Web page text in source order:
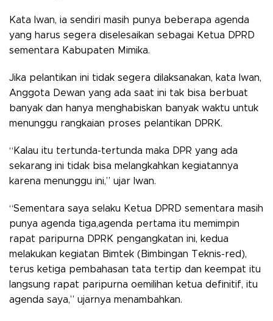
Kata Iwan, ia sendiri masih punya beberapa agenda
yang harus segera diselesaikan sebagai Ketua DPRD
sementara Kabupaten Mimika.
Jika pelantikan ini tidak segera dilaksanakan, kata Iwan,
Anggota Dewan yang ada saat ini tak bisa berbuat
banyak dan hanya menghabiskan banyak waktu untuk
menunggu rangkaian proses pelantikan DPRK.
“Kalau itu tertunda-tertunda maka DPR yang ada
sekarang ini tidak bisa melangkahkan kegiatannya
karena menunggu ini,” ujar Iwan.
“Sementara saya selaku Ketua DPRD sementara masih
punya agenda tiga,agenda pertama itu memimpin
rapat paripurna DPRK pengangkatan ini, kedua
melakukan kegiatan Bimtek (Bimbingan Teknis-red),
terus ketiga pembahasan tata tertip dan keempat itu
langsung rapat paripurna oemilihan ketua definitif, itu
agenda saya,” ujarnya menambahkan.